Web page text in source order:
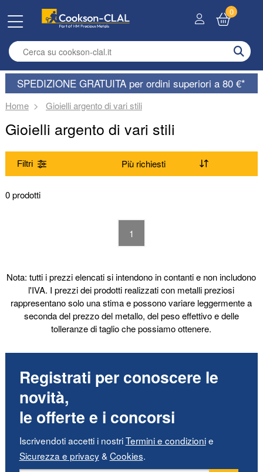
Enter search term
0
SPEDIZIONE GRATUITA per ordini superiori a 80 €*
Home Gioielli argento di vari stili
Gioielli argento di vari stili
Filtri
Gamma
Lunghezza
Diametro
Mostra
In magazzino
Articoli in vendita
I più venduti
0 prodotti
1
Nota: tutti i prezzi elencati si intendono in contanti e non includono
l'IVA. I prezzi dei prodotti realizzati con metalli preziosi
rappresentano solo una stima e possono variare leggermente a
seconda del prezzo del metallo, del peso effettivo e delle
tolleranze di taglio che possiamo ottenere.
Registrati per conoscere le
novità,
le offerte e i concorsi
Iscrivendoti accetti i nostriTermini e condizionie
Sicurezza e privacy& Cookies.